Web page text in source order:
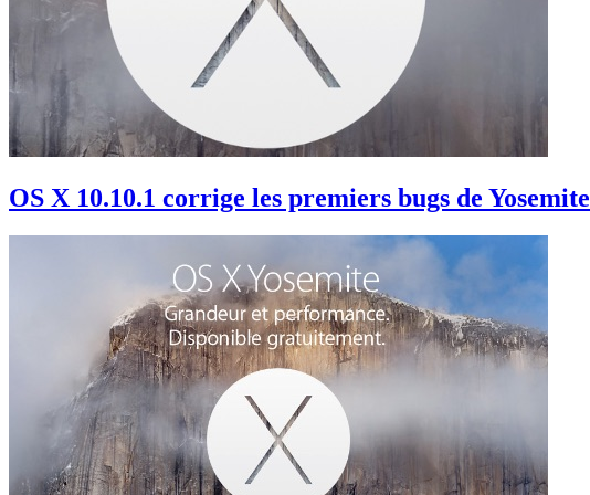
OS X 10.10.1 corrige les premiers bugs de Yosemite